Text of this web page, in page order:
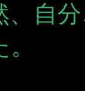
、自